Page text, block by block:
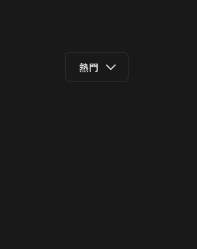
熱門